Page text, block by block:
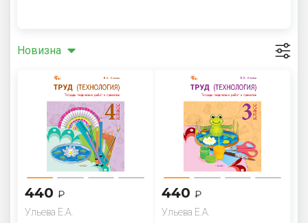
Новизна
440 ₽
Ульева Е.А.
440 ₽
Ульева Е.А.